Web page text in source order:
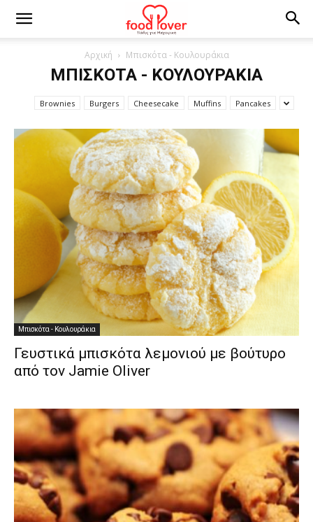
Αρχική Μπισκότα - Κουλουράκια
ΜΠΙΣΚΌΤΑ - ΚΟΥΛΟΥΡΆΚΙΑ
Brownies Burgers Cheesecake Muffins Pancakes
Μπισκότα - Κουλουράκια
Γευστικά μπισκότα λεμονιού με βούτυρο
από τον Jamie Oliver